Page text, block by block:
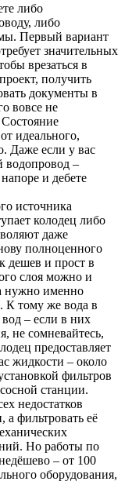
либо
либо
Первый вариант
значительных
врезаться в
получить
документы в
вовсе не
Состояние
идеального,
Даже если у вас
водопровод –
и дебете
источника
колодец либо
даже
полноценного
дешев и прост в
слоя можно и
нужно именно
К тому же вода в
– если в них
не сомневайтесь,
предоставляет
жидкости – около
фильтров
станции.
недостатков
а фильтровать её
Но работы по
– от 100
оборудования,